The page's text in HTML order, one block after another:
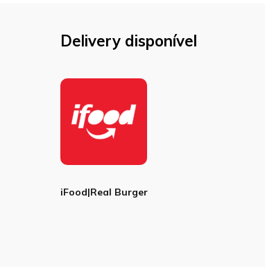
Delivery disponível
iFood|Real Burger